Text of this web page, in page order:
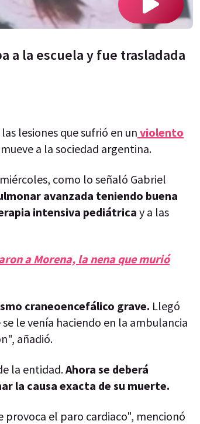
a la escuela y fue trasladada
lesiones que sufrió en un violento
a la sociedad argentina.
como lo señaló Gabriel
avanzada teniendo buena
intensiva pediátrica y a las
a Morena, la nena que murió
craneoencefálico grave. Llegó
le venía haciendo en la ambulancia
añadió.
la entidad.Ahora se deberá
la causa exacta de su muerte.
el paro cardiaco", mencionó